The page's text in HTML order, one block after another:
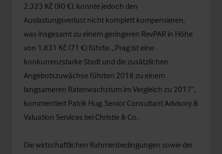
2.323 Kč (90 €), konnte jedoch den
Auslastungsverlust nicht komplett kompensieren,
was insgesamt zu einem geringeren RevPAR in Höhe
von 1.831 Kč (71 €) führte. „Prag ist eine
konkurrenzstarke Stadt und die zusätzlichen
Angebotszuwächse führten 2018 zu einem
langsameren Ratenwachstum im Vergleich zu 2017“,
kommentiert Patrik Hug, Senior Consultant Advisory &
Valuation Services bei Christie & Co.
Die wirtschaftlichen Rahmenbedingungen sowie der